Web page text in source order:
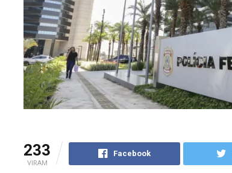
233
VIRAM
Facebook